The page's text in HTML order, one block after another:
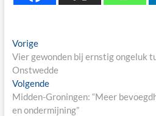
Berichtnavigatie
VorigePrevious
post:
Vier gewonden bij ernstig ongeluk
Onstwedde
VolgendeNext
post:
Midden-Groningen: “Meer
en ondermijning”